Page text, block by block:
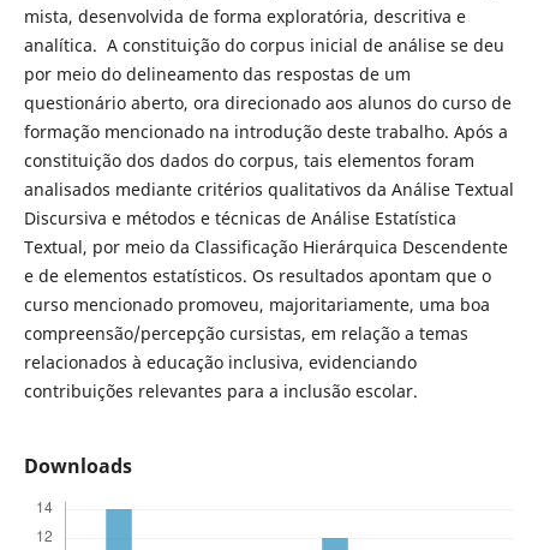
mista, desenvolvida de forma exploratória, descritiva e
analítica. A constituição do corpus inicial de análise se deu
por meio do delineamento das respostas de um
questionário aberto, ora direcionado aos alunos do curso de
formação mencionado na introdução deste trabalho. Após a
constituição dos dados do corpus, tais elementos foram
analisados mediante critérios qualitativos da Análise Textual
Discursiva e métodos e técnicas de Análise Estatística
Textual, por meio da Classificação Hierárquica Descendente
e de elementos estatísticos. Os resultados apontam que o
curso mencionado promoveu, majoritariamente, uma boa
compreensão/percepção cursistas, em relação a temas
relacionados à educação inclusiva, evidenciando
contribuições relevantes para a inclusão escolar.
Downloads